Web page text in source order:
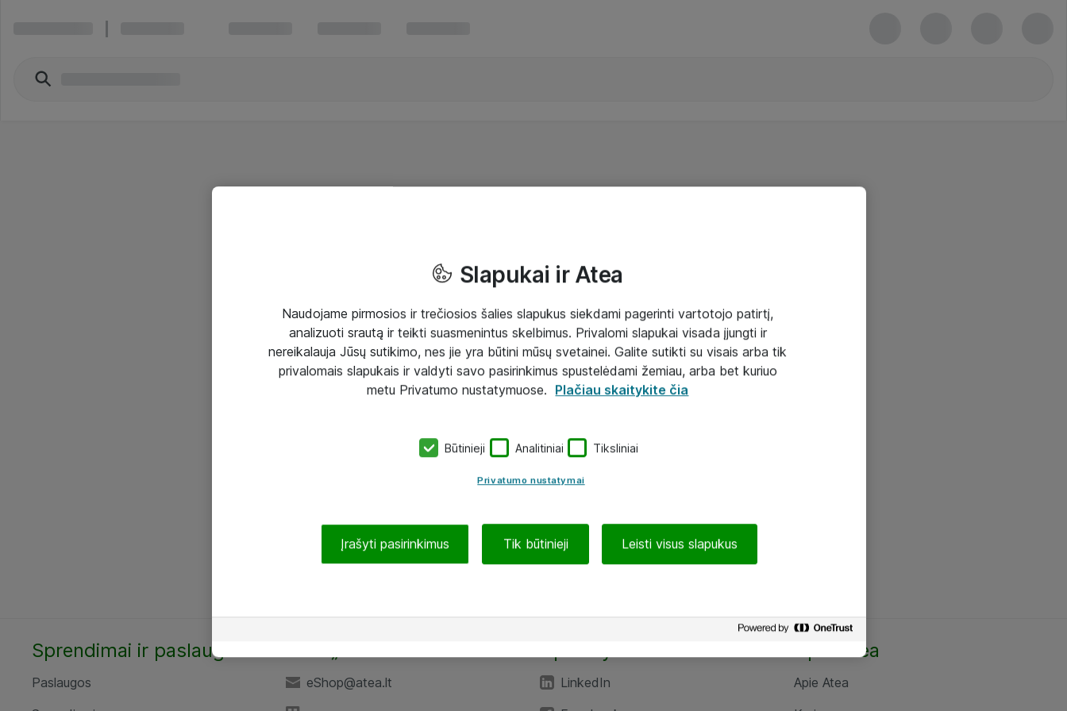
Sprendimai ir paslaugos
Paslaugos
eShop@atea.lt
LinkedIn
Apie Atea
Apie Atea
Slapukai ir Atea
Naudojame pirmosios ir trečiosios šalies slapukus siekdami pagerinti vartotojo patirtį,
analizuoti srautą ir teikti suasmenintus skelbimus. Privalomi slapukai visada įjungti ir
nereikalauja Jūsų sutikimo, nes jie yra būtini mūsų svetainei. Galite sutikti su visais arba tik
privalomais slapukais ir valdyti savo pasirinkimus spustelėdami žemiau, arba bet kuriuo
metu Privatumo nustatymuose. Plačiau skaitykite čia
Būtinieji Analitiniai Tiksliniai
Privatumo nustatymai
Įrašyti pasirinkimus Tik būtinieji Leisti visus slapukus